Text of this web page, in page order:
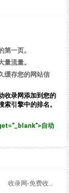
一页。
流量。
缓存您的网站信
收录网添加到您的
引擎中的排名。
自动
收录网-免费收录正规网站-免费发布软文